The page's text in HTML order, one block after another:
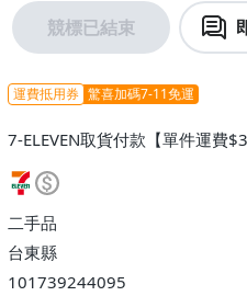
競標已結束
運費抵用券 驚喜加碼7-11免運
7-ELEVEN取貨付款【單件運費
$38】
二手品
台東縣
101739244095